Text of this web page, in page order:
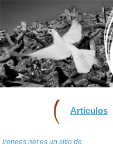
Articulos
Irenees.net es un sitio de